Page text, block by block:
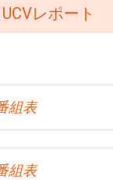
UCVレポート
組表
組表